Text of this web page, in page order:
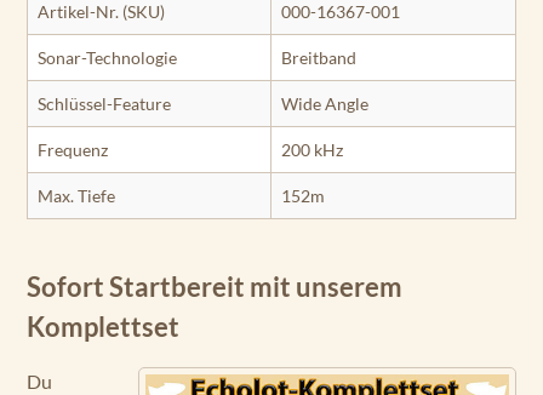
Artikel-Nr. (SKU) 000-16367-001
Sonar-Technologie Breitband
Schlüssel-Feature Wide Angle
Frequenz 200 kHz
Max. Tiefe 152m
Sofort Startbereit mit unserem
Komplettset
Du